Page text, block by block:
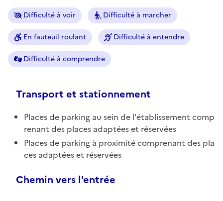
Difficulté à voir Difficulté à marcher
En fauteuil roulant Difficulté à entendre
Difficulté à comprendre
Transport et stationnement
Places de parking au sein de l'établissement comp
renant des places adaptées et réservées
Places de parking à proximité comprenant des pla
ces adaptées et réservées
Chemin vers l'entrée